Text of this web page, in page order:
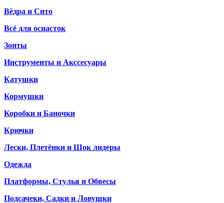
Вёдра и Сито
Всё для оснасток
Зонты
Инструменты и Акссесуары
Катушки
Кормушки
Коробки и Баночки
Крючки
Лески, Плетёнки и Шок лидеры
Одежда
Платформы, Стулья и Обвесы
Подсачеки, Садки и Ловушки